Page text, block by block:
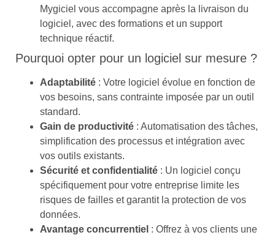
Mygiciel vous accompagne après la livraison du
logiciel, avec des formations et un support
technique réactif.
Pourquoi opter pour un logiciel sur mesure ?
Adaptabilité : Votre logiciel évolue en fonction de
vos besoins, sans contrainte imposée par un outil
standard.
Gain de productivité : Automatisation des tâches,
simplification des processus et intégration avec
vos outils existants.
Sécurité et confidentialité : Un logiciel conçu
spécifiquement pour votre entreprise limite les
risques de failles et garantit la protection de vos
données.
Avantage concurrentiel : Offrez à vos clients une